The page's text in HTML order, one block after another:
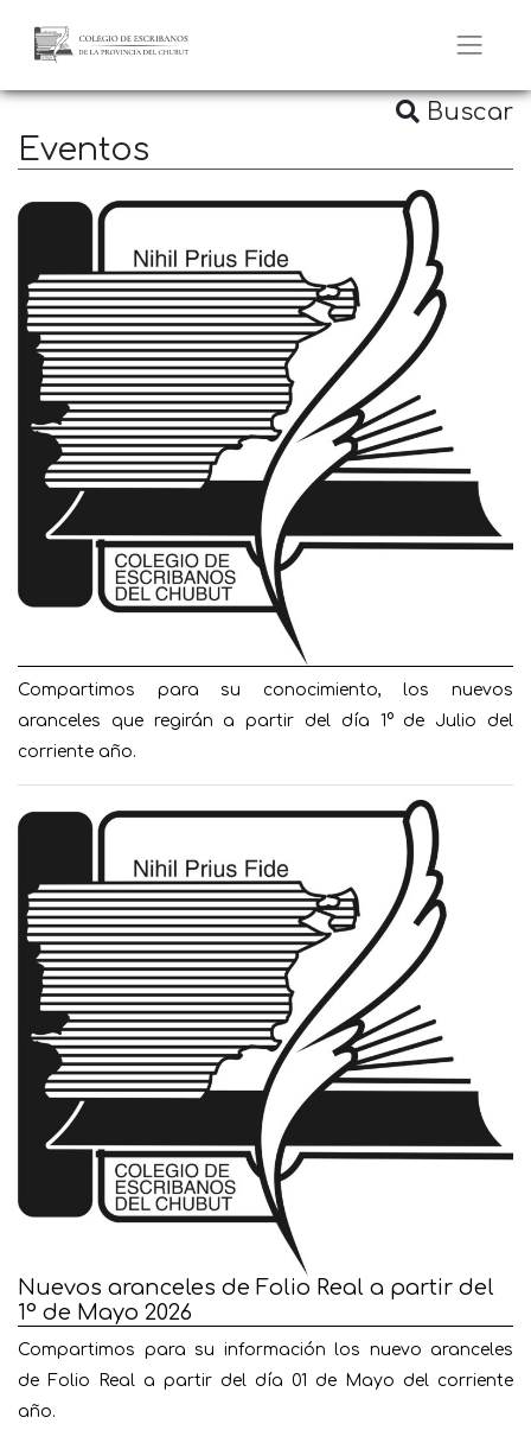
Buscar
Eventos
Compartimos para su conocimiento, los nuevos
aranceles que regirán a partir del día 1° de Julio del
corriente año.
Nuevos aranceles de Folio Real a partir del
1° de Mayo 2026
Compartimos para su información los nuevo aranceles
de Folio Real a partir del día 01 de Mayo del corriente
año.